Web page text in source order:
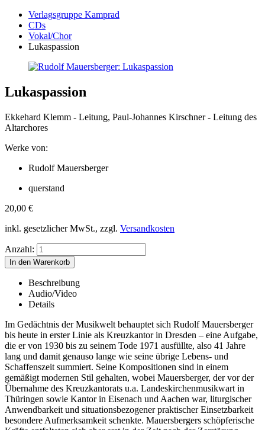
Verlagsgruppe Kamprad
CDs
Vokal/Chor
Lukaspassion
Lukaspassion
Ekkehard Klemm - Leitung, Paul-Johannes Kirschner - Leitung des
Altarchores
Werke von:
Rudolf Mauersberger
querstand
20,00 €
inkl. gesetzlicher MwSt., zzgl. Versandkosten
Anzahl:
Beschreibung
Audio/Video
Details
Im Gedächtnis der Musikwelt behauptet sich Rudolf Mauersberger
bis heute in erster Linie als Kreuzkantor in Dresden – eine Aufgabe,
die er von 1930 bis zu seinem Tode 1971 ausfüllte, also 41 Jahre
lang und damit genauso lange wie seine übrige Lebens- und
Schaffenszeit summiert. Seine Kompositionen sind in einem
gemäßigt modernen Stil gehalten, wobei Mauersberger, der vor der
Übernahme des Kreuzkantorats u.a. Landeskirchenmusikwart in
Thüringen sowie Kantor in Eisenach und Aachen war, liturgischer
Anwendbarkeit und situationsbezogener praktischer Einsetzbarkeit
besondere Aufmerksamkeit schenkte. Mauersbergers schöpferische